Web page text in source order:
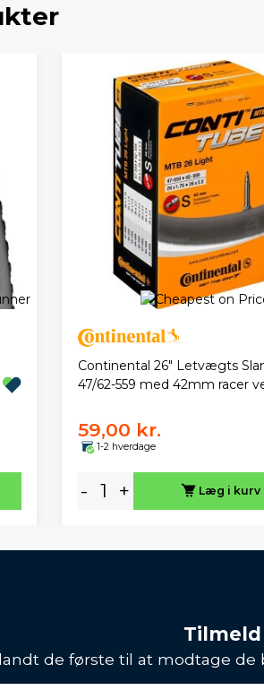
Continental 26" Letvægts
47/62-559 med 42mm racer
59,00 kr.
1-2 hverdage
- + Læg i kurv
de første til at modtage de